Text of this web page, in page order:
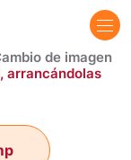
de imagen
arrancándolas